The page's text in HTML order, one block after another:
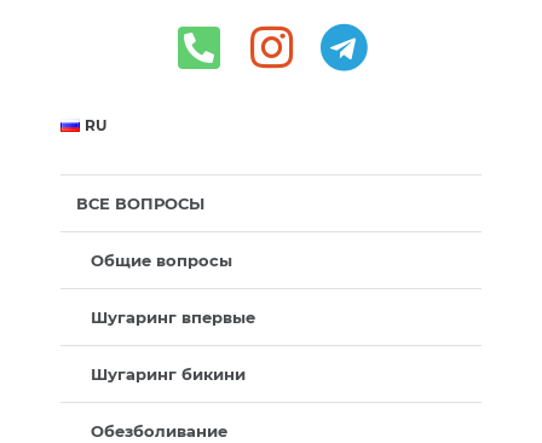
RU
ВСЕ ВОПРОСЫ
Общие вопросы
Шугаринг впервые
Шугаринг бикини
Обезболивание